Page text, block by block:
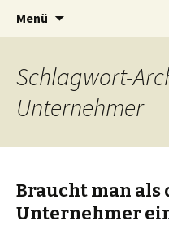
Technischer
Silent Subliminals
Menü
Schlagwort-
Unternehmer
Braucht man
Unternehmer